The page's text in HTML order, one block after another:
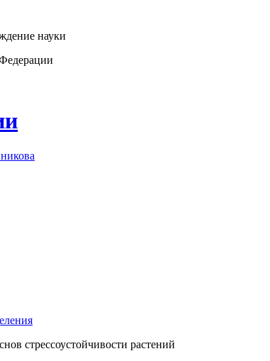
науки
стрессоустойчивости растений